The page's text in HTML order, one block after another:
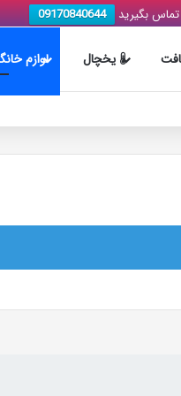
تماس بگیرید 09170840644
یخچال لوازم